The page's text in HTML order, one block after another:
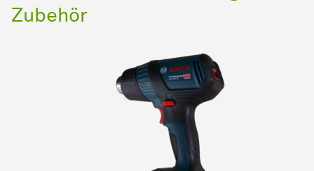
Zubehör